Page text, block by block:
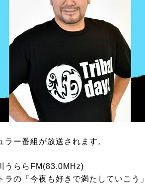
ラー番組が放送されます。
うららFM(83.0MHz)
ラの「今夜も好きで満たしていこう」